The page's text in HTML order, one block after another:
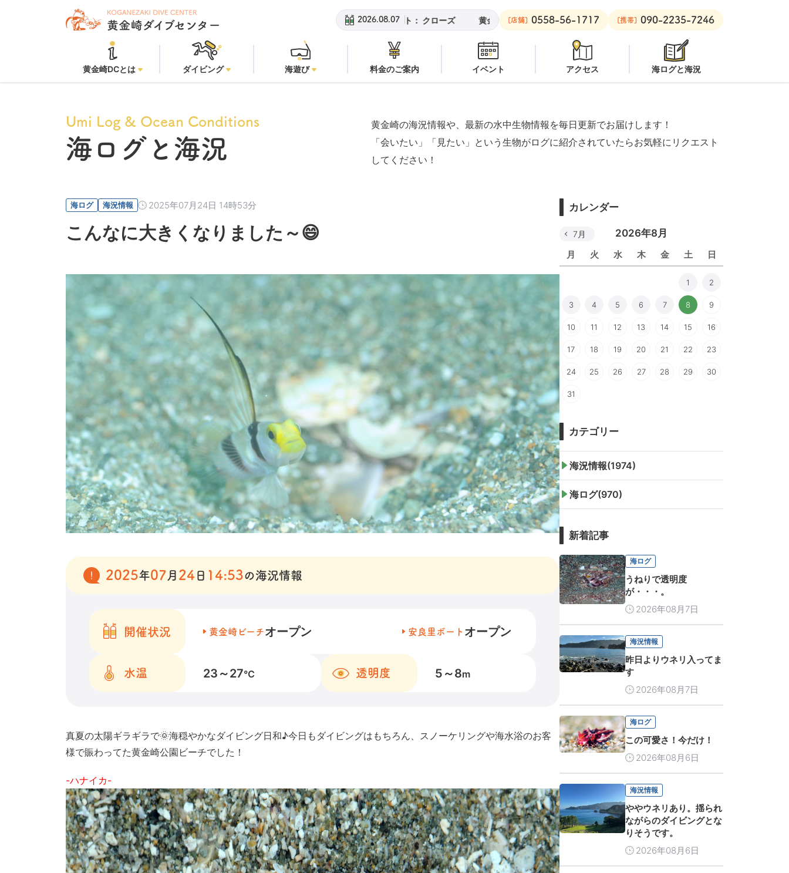
2026.08.07
黄金崎ビーチ： 安良里ボート：クローズ 黄金崎ビーチ： 潜水注意 安良里ボート： クローズ
[店舗] 0558-56-1717 [携帯] 090-2235-7246
黄金崎DCとは ダイビング 海遊び 料金のご案内 イベント アクセス 海ログと海況
Umi Log & Ocean Conditions
海ログと海況
黄金崎の海況情報や、最新の水中生物情報を毎日更新でお届けします！
「会いたい」「見たい」という生物がログに紹介されていたらお気軽にリクエスト
してください！
海ログ 海況情報 2025年07月24日 14時53分
こんなに大きくなりました～😄
2025年07 月 24 日 14:53の海況情報
開催状況 黄金崎ビーチオープン 安良里ボート オープン
水温 23～27℃ 透明度 5～8m
真夏の太陽ギラギラで🌞海穏やかなダイビング日和♪今日もダイビングはもちろん、スノーケリングや海水浴のお客
様で賑わってた黄金崎公園ビーチでした！
-ハナイカ-
カレンダー
2026年8月
月 火 水 木 金 土 日
7月
1 2
3 4 5 6 7 8 9
10 11 12 13 14 15 16
17 18 19 20 21 22 23
24 25 26 27 28 29 30
31
カテゴリー
海況情報(1974)
海ログ(970)
新着記事
海ログ
うねりで透明度
が・・・。
2026年08月7日
海況情報
昨日よりウネリ入ってま
す
2026年08月7日
海ログ
この可愛さ！今だけ！
2026年08月6日
海況情報
ややウネリあり。揺られ
ながらのダイビングとな
りそうです。
2026年08月6日